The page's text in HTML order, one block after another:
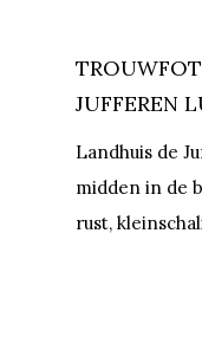
JUFFEREN
Landhuis de
midden in de
rust,